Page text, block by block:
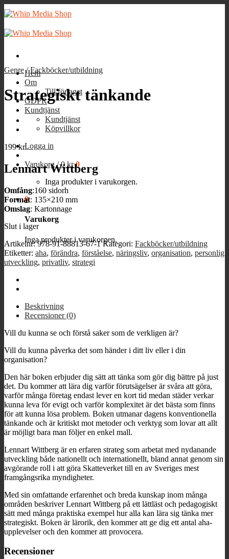
Skip
to
Hem
Om
Till förlaget
GDPR
Kundtjänst
Kundtjänst
Köpvillkor
Logga in
Varukorg /0kr 0
Inga produkter i varukorgen.
0
Varukorg
Inga produkter i varukorgen.
Genre / Fackböcker/utbildning
Strategiskt tänkande
199kr
Lennart Wittberg
Omfång:160 sidorh
Format: 135×210 mm
Omslag: Kartonnage
Slut i lager
Artikelnr:978-91-88813-67-1 Kategori: Fackböcker/utbildning
Etiketter: aha, förändra, förståelse, näringsliv, organisation, personlig
utveckling, privatliv, strategi
Beskrivning
Recensioner (0)
Vill du kunna se och förstå saker som de verkligen är?
Vill du kunna påverka det som händer i ditt liv eller i din
organisation?
Den här boken erbjuder dig sätt att tänka som gör dig bättre på just
det. Du kommer att lära dig varför förutsägelser är svåra att göra,
varför många företag endast lever en kort tid medan städer verkar
kunna leva för evigt och varför komplexitet är det bästa som finns
för att kunna lösa problem. Boken utmanar dagens konventionella
tänkande och är kritiskt mot metoder och verktyg som lovar att allt
är möjligt bara man följer en enkel mall.
Lennart Wittberg är en erfaren strateg som arbetat med nydanande
utveckling både nationellt och internationellt, bland annat genom sin
avgörande roll i att göra Skatteverket till en av Sveriges mest
framgångsrika myndigheter.
Med sin omfattande erfarenhet och breda kunskap inom många
områden beskriver Lennart Wittberg på ett lättläst och pedagogiskt
sätt med många praktiska exempel hur alla kan lära sig tänka mer
strategiskt. Boken är lärorik, den kommer att ge dig ett antal aha-
upplevelser och den kommer att provocera.
Recensioner